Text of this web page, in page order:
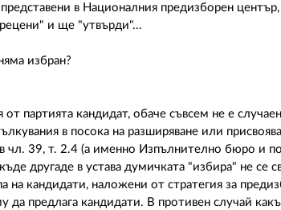
в Националния предизборен
и ще "утвърди"...
избран?
партията кандидат, обаче съвсем не е
в посока на разширяване или
39, т. 2.4 (а именно Изпълнително бюро и
другаде в устава думичката "избира" не се
кандидати, наложени от стратегия за
предлага кандидати. В противен случай